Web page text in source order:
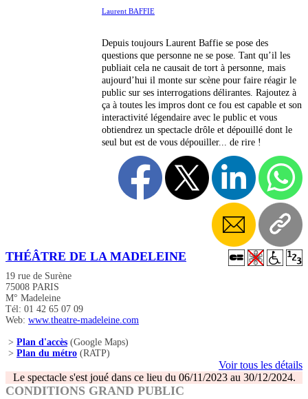
Laurent BAFFIE
Depuis toujours Laurent Baffie se pose des
questions que personne ne se pose. Tant qu’il les
publiait cela ne causait de tort à personne, mais
aujourd’hui il monte sur scène pour faire réagir le
public sur ses interrogations délirantes. Rajoutez à
ça à toutes les impros dont ce fou est capable et son
interactivité légendaire avec le public et vous
obtiendrez un spectacle drôle et dépouillé dont le
seul but est de vous dépouiller... de rire !
THÉÂTRE DE LA MADELEINE
19 rue de Surène
75008 PARIS
M° Madeleine
Tél: 01 42 65 07 09
Web: www.theatre-madeleine.com
> Plan d'accès (Google Maps)
> Plan du métro (RATP)
Voir tous les détails
Le spectacle s'est joué dans ce lieu du 06/11/2023 au 30/12/2024.
CONDITIONS GRAND PUBLIC